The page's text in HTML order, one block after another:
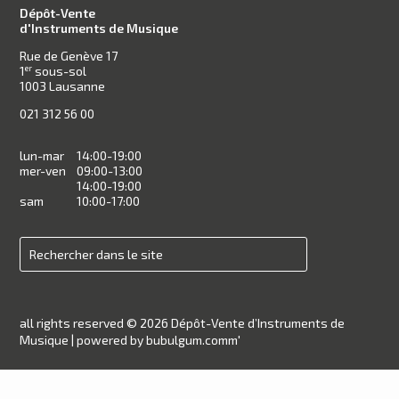
Dépôt-Vente
d'Instruments de Musique
Rue de Genève 17
1er sous-sol
1003 Lausanne
021 312 56 00
lun-mar
14:00-19:00
mer-ven
09:00-13:00
14:00-19:00
sam
10:00-17:00
all rights reserved © 2026 Dépôt-Vente d’Instruments de
Musique |powered by bubulgum.comm'